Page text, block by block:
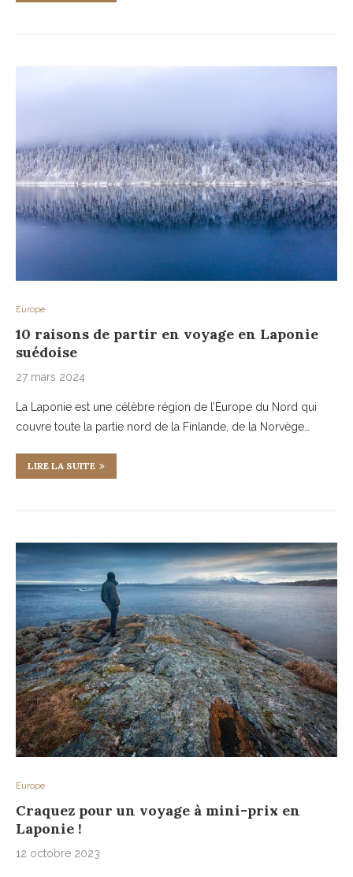
Europe
10 raisons de partir en voyage en Laponie
suédoise
27 mars 2024
La Laponie est une célèbre région de l’Europe du Nord qui
couvre toute la partie nord de la Finlande, de la Norvège…
LIRE LA SUITE
Europe
Craquez pour un voyage à mini-prix en
Laponie !
12 octobre 2023